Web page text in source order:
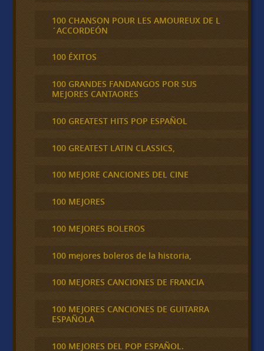
100 CHANSON POUR LES AMOUREUX DE L
´ACCORDEÓN
100 ÉXITOS
100 GRANDES FANDANGOS POR SUS
MEJORES CANTAORES
100 GREATEST HITS POP ESPAÑOL
100 GREATEST LATIN CLASSICS,
100 MEJORE CANCIONES DEL CINE
100 MEJORES
100 MEJORES BOLEROS
100 mejores boleros de la historia,
100 MEJORES CANCIONES DE FRANCIA
100 MEJORES CANCIONES DE GUITARRA
ESPAÑOLA
100 MEJORES DEL POP ESPAÑOL.